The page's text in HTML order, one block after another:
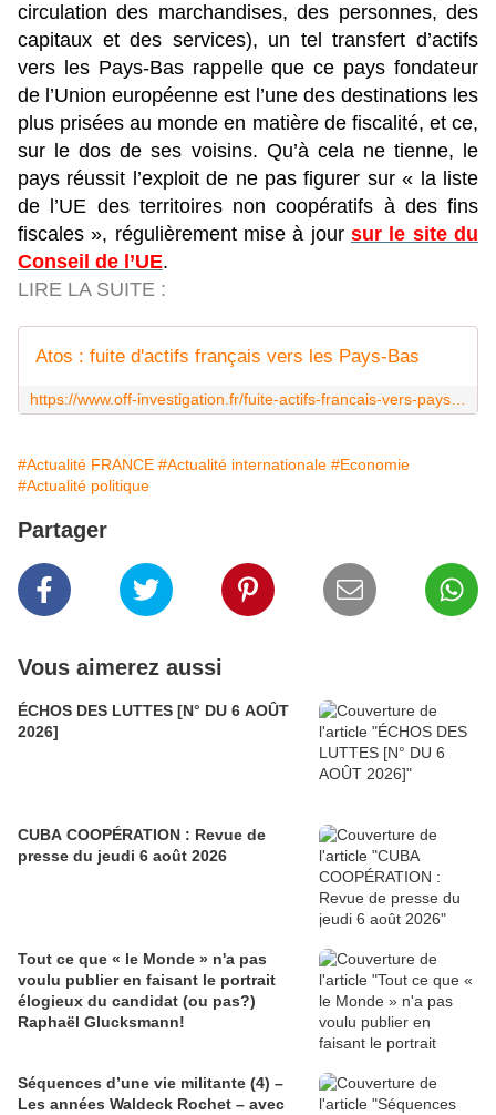
circulation des marchandises, des personnes, des
capitaux et des services), un tel transfert d’actifs
vers les Pays-Bas rappelle que ce pays fondateur
de l’Union européenne est l’une des destinations les
plus prisées au monde en matière de fiscalité, et ce,
sur le dos de ses voisins. Qu’à cela ne tienne, le
pays réussit l’exploit de ne pas figurer sur « la liste
de l’UE des territoires non coopératifs à des fins
fiscales », régulièrement mise à jour sur le site du
Conseil de l’UE.
LIRE LA SUITE :
Atos : fuite d'actifs français vers les Pays-Bas
#Actualité FRANCE #Actualité internationale #Economie
#Actualité politique
Partager
Vous aimerez aussi
ÉCHOS DES LUTTES [N° DU 6 AOÛT
2026]
CUBA COOPÉRATION : Revue de
presse du jeudi 6 août 2026
Tout ce que « le Monde » n'a pas
voulu publier en faisant le portrait
élogieux du candidat (ou pas?)
Raphaël Glucksmann!
Séquences d’une vie militante (4) –
Les années Waldeck Rochet – avec